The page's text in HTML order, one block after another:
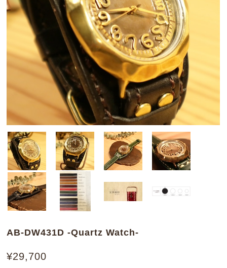
AB-DW431D -Quartz Watch-
¥29,700